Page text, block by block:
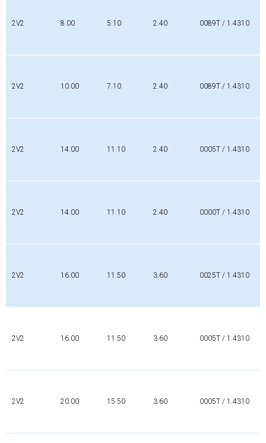
2V2 8.00 5.10 2.40 0089T / 1.4310
2V2 10.00 7.10 2.40 0089T / 1.4310
2V2 14.00 11.10 2.40 0005T / 1.4310
2V2 14.00 11.10 2.40 0000T / 1.4310
2V2 16.00 11.50 3.60 0025T / 1.4310
2V2 16.00 11.50 3.60 0005T / 1.4310
2V2 20.00 15.50 3.60 0005T / 1.4310